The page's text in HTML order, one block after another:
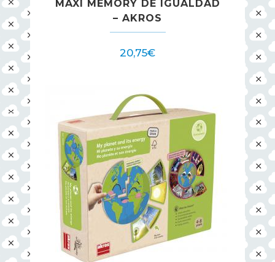
MAXI MEMORY DE IGUALDAD
– AKROS
20,75€